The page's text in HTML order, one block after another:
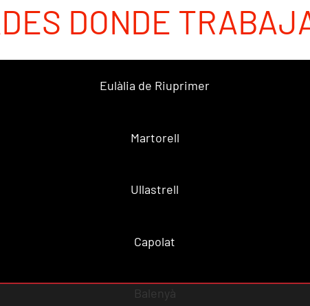
DONDE
Eulàlia de Riuprimer
Martorell
Ullastrell
Capolat
Balenyà